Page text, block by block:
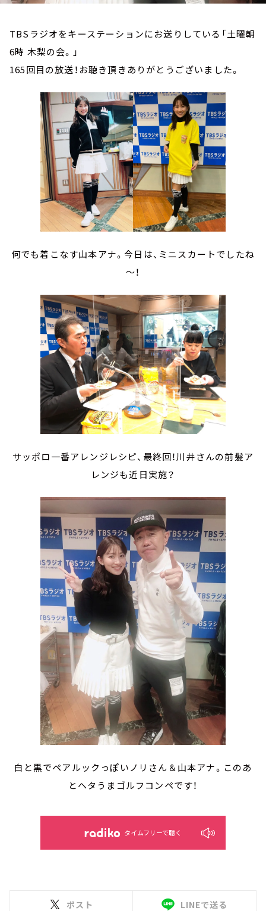
TBSラジオをキーステーションにお送りしている「土曜朝
6時 木梨の会。」
165回目の放送！お聴き頂きありがとうございました。
何でも着こなす山本アナ。今日は、ミニスカートでしたね
～！
サッポロ一番アレンジレシピ、最終回！川井さんの前髪ア
レンジも近日実施？
白と黒でペアルックっぽいノリさん＆山本アナ。このあ
とヘタうまゴルフコンペです！
タイムフリーで聴く
ポスト LINEで送る